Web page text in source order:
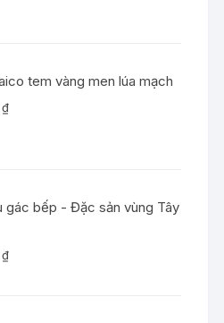
tem vàng men lúa mạch
₫
gác bếp - Đặc sản vùng Tây
₫